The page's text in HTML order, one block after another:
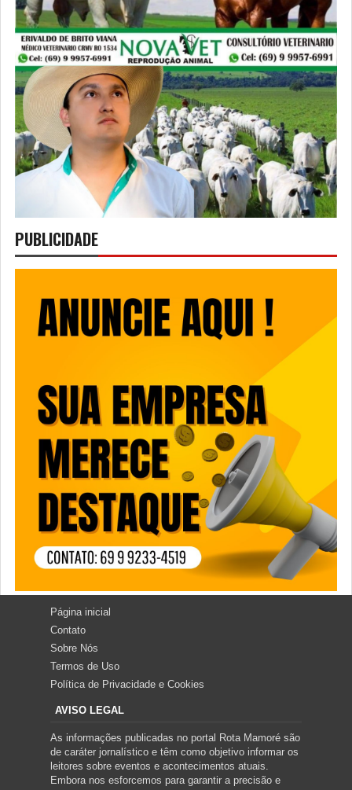
PUBLICIDADE
Página inicial
Contato
Sobre Nós
Termos de Uso
Política de Privacidade e Cookies
AVISO LEGAL
As informações publicadas no portal Rota Mamoré são
de caráter jornalístico e têm como objetivo informar os
leitores sobre eventos e acontecimentos atuais.
Embora nos esforcemos para garantir a precisão e